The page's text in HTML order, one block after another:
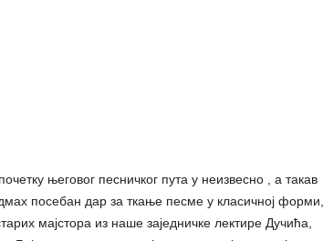
његовог песничког пута у неизвесно , а такав
посебан дар за ткање песме у класичној форми,
мајстора из наше заједничке лектире Дучића,